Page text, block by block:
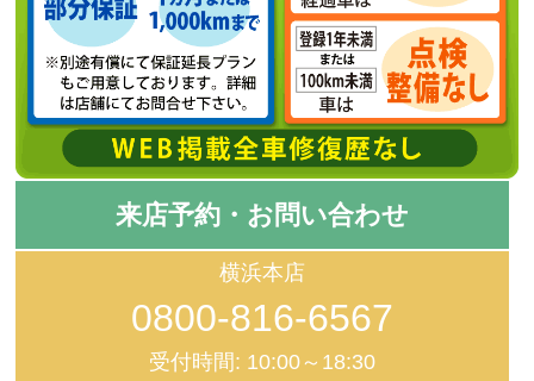
来店予約・お問い合わせ
横浜本店
0800-816-6567
受付時間: 10:00～18:30